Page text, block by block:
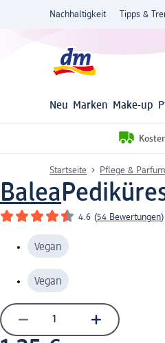
Nachhaltigkeit Tipps &
Neu Marken Make-up
Startseite Pflege & Parfum
Balea
4.6 (54 Bewertungen)
Vegan
Vegan